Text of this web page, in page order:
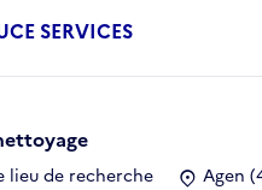
SERVICES
lieu de recherche Agen